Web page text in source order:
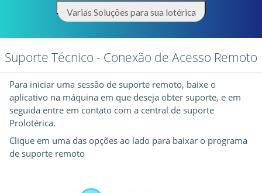
Varias Soluções para sua lotérica
Suporte Técnico - Conexão de Acesso Remoto
Para iniciar uma sessão de suporte remoto, baixe o
aplicativo na máquina em que deseja obter suporte, e em
seguida entre em contato com a central de suporte
Prolotérica.
Clique em uma das opções ao lado para baixar o programa
de suporte remoto